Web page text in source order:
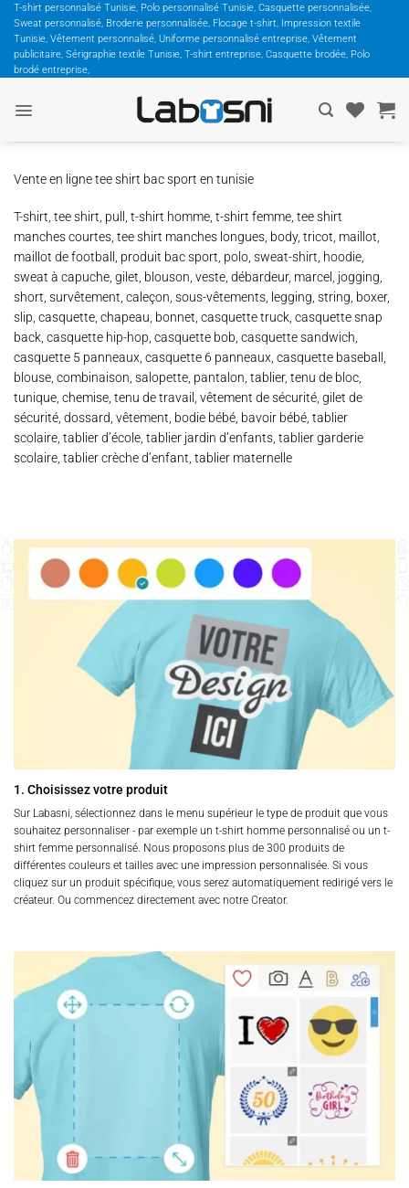
Passer
contenu
T-shirt personnalisé Tunisie, Polo personnalisé Tunisie, Casquette personnalisée,
Sweat personnalisé, Broderie personnalisée, Flocage t-shirt, Impression textile
Tunisie, Vêtement personnalisé, Uniforme personnalisé entreprise, Vêtement
publicitaire, Sérigraphie textile Tunisie, T-shirt entreprise, Casquette brodée, Polo
brodé entreprise,
Vente en ligne tee shirt bac sport en tunisie
T-shirt, tee shirt, pull, t-shirt homme, t-shirt femme, tee shirt
manches courtes, tee shirt manches longues, body, tricot, maillot,
maillot de football, produit bac sport, polo, sweat-shirt, hoodie,
sweat à capuche, gilet, blouson, veste, débardeur, marcel, jogging,
short, survêtement, caleçon, sous-vêtements, legging, string, boxer,
slip, casquette, chapeau, bonnet, casquette truck, casquette snap
back, casquette hip-hop, casquette bob, casquette sandwich,
casquette 5 panneaux, casquette 6 panneaux, casquette baseball,
blouse, combinaison, salopette, pantalon, tablier, tenu de bloc,
tunique, chemise, tenu de travail, vêtement de sécurité, gilet de
sécurité, dossard, vêtement, bodie bébé, bavoir bébé, tablier
scolaire, tablier d’école, tablier jardin d’enfants, tablier garderie
scolaire, tablier crèche d’enfant, tablier maternelle
1. Choisissez votre produit
Sur Labasni, sélectionnez dans le menu supérieur le type de produit que vous
souhaitez personnaliser - par exemple un t-shirt homme personnalisé ou un t-
shirt femme personnalisé. Nous proposons plus de 300 produits de
différentes couleurs et tailles avec une impression personnalisée. Si vous
cliquez sur un produit spécifique, vous serez automatiquement redirigé vers le
créateur. Ou commencez directement avec notre Creator.